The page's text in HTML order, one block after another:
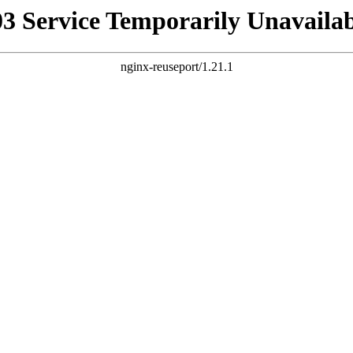
Service Temporarily
nginx-reuseport/1.21.1